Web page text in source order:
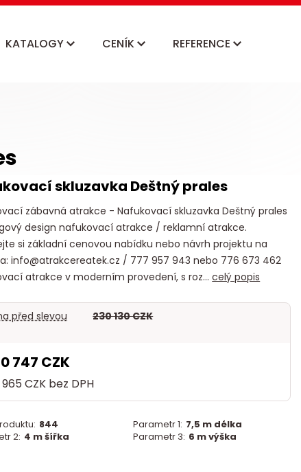
KATALOGY CENÍK REFERENCE
skluzavka Deštný prales
zábavná atrakce - Nafukovací skluzavka Deštný prales
design nafukovací atrakce / reklamní atrakce.
si základní cenovou nabídku nebo návrh projektu na
info@atrakcereatek.cz / 777 957 943 nebo 776 673 462
atrakce v moderním provedení, s roz...celý popis
před slevou 230 130 CZK
747 CZK
965 CZK bez DPH
844 Parametr 1: 7,5 m délka
2: 4 m šířka Parametr 3: 6 m výška